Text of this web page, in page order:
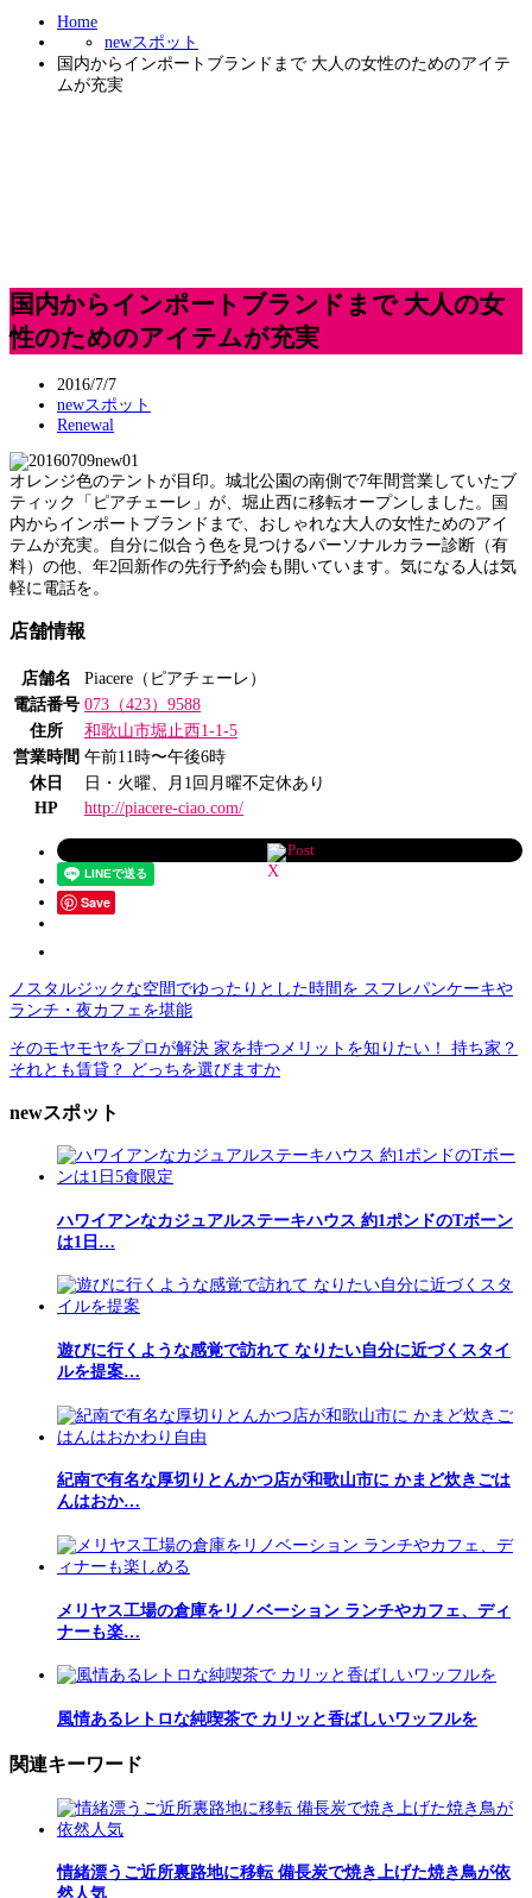
Home
newスポット
国内からインポートブランドまで 大人の女性のためのアイテ
ムが充実
国内からインポートブランドまで 大人の女
性のためのアイテムが充実
2016/7/7
newスポット
Renewal
オレンジ色のテントが目印。城北公園の南側で7年間営業していたブ
ティック「ピアチェーレ」が、堀止西に移転オープンしました。国
内からインポートブランドまで、おしゃれな大人の女性ためのアイ
テムが充実。自分に似合う色を見つけるパーソナルカラー診断（有
料）の他、年2回新作の先行予約会も開いています。気になる人は気
軽に電話を。
店舗情報
店舗名
Piacere（ピアチェーレ）
電話番号 073（423）9588
住所
和歌山市堀止西1-1-5
営業時間 午前11時〜午後6時
休日
日・火曜、月1回月曜不定休あり
HP
http://piacere-ciao.com/
Post
Save
ノスタルジックな空間でゆったりとした時間を スフレパンケーキや
ランチ・夜カフェを堪能
そのモヤモヤをプロが解決 家を持つメリットを知りたい！ 持ち家？
それとも賃貸？ どっちを選びますか
newスポット
ハワイアンなカジュアルステーキハウス 約1ポンドのTボーン
は1日…
遊びに行くような感覚で訪れて なりたい自分に近づくスタイ
ルを提案…
紀南で有名な厚切りとんかつ店が和歌山市に かまど炊きごは
んはおか…
メリヤス工場の倉庫をリノベーション ランチやカフェ、ディ
ナーも楽…
風情あるレトロな純喫茶で カリッと香ばしいワッフルを
関連キーワード
情緒漂うご近所裏路地に移転 備長炭で焼き上げた焼き鳥が依
然人気